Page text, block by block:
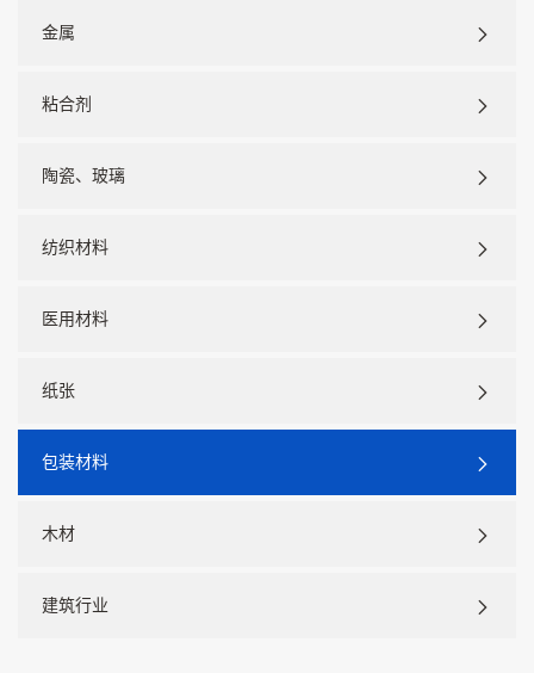
金属
粘合剂
陶瓷、玻璃
纺织材料
医用材料
纸张
包装材料
木材
建筑行业